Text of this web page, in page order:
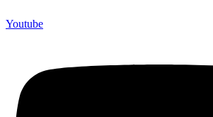
Youtube